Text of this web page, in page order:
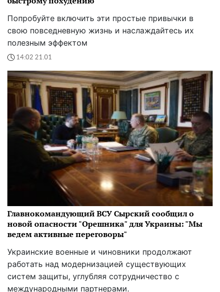
Попробуйте включить эти простые привычки в
свою повседневную жизнь и наслаждайтесь их
полезным эффектом
14:02 21.01
Главнокомандующий ВСУ Сырский сообщил о
новой опасности "Орешника" для Украины: "Мы
ведем активные переговоры"
Украинские военные и чиновники продолжают
работать над модернизацией существующих
систем защиты, углубляя сотрудничество с
международными партнерами.